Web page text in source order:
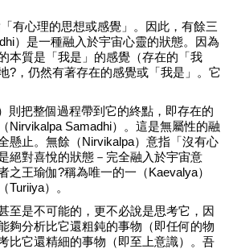
有心理的思想或感覺」。因此，有餘三
）是一種融入於宇宙心靈的狀態。因為
本質是「我是」的感覺（存在的「我
?，仍然有著存在的感覺或「我是」。它
則把整個過程帶到它的終點，即存在的
Nirvikalpa Samadhi）。這是無屬性的融
懸止。無餘（Nirvikalpa）意指「沒有心
絕對喜悅的狀態－完全融入於宇宙意
之王瑜伽?稱為唯一的一（Kaevalya）
Turiiya）。
至是不可能的，更不必說是思考它，因
夠分析比它還粗鈍的事物（即任何的物
比它還精細的事物（即至上意識）。吾